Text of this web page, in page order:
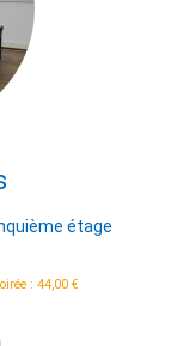
étage
: 44,00 €